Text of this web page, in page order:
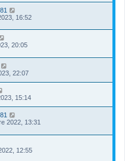
16:52
20:05
22:07
15:14
2022, 13:31
12:55